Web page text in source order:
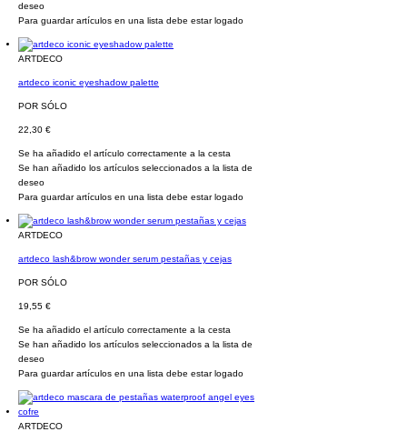
deseo
Para guardar artículos en una lista debe estar logado
ARTDECO
artdeco iconic eyeshadow palette
POR SÓLO
22,30 €
Se ha añadido el artículo correctamente a la cesta
Se han añadido los artículos seleccionados a la lista de
deseo
Para guardar artículos en una lista debe estar logado
ARTDECO
artdeco lash&brow wonder serum pestañas y cejas
POR SÓLO
19,55 €
Se ha añadido el artículo correctamente a la cesta
Se han añadido los artículos seleccionados a la lista de
deseo
Para guardar artículos en una lista debe estar logado
ARTDECO